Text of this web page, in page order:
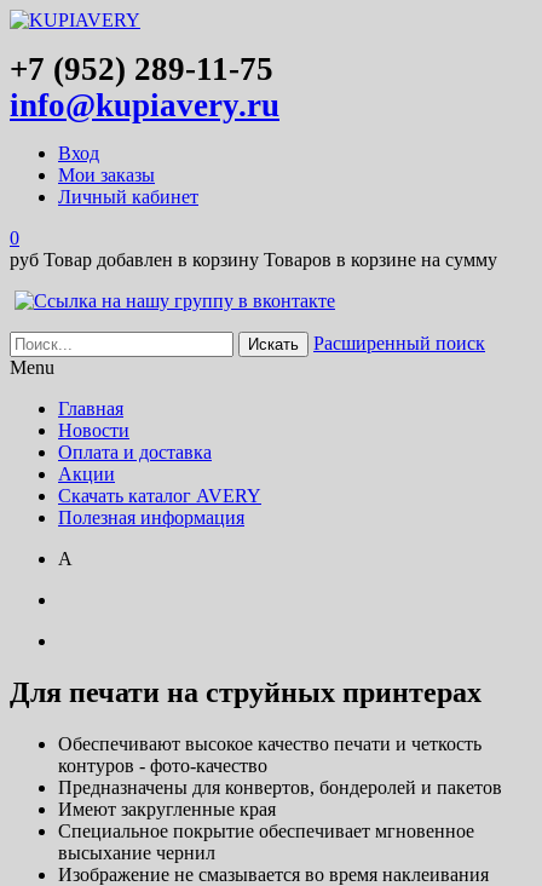
+7 (952) 289-11-75
info@kupiavery.ru
Вход
Мои заказы
Личный кабинет
0
руб Товар добавлен в корзину Товаров в корзине на сумму
Расширенный поиск
Menu
Главная
Новости
Оплата и доставка
Акции
Скачать каталог AVERY
Полезная информация
A
Для печати на струйных принтерах
Обеспечивают высокое качество печати и четкость
контуров - фото-качество
Предназначены для конвертов, бондеролей и пакетов
Имеют закругленные края
Специальное покрытие обеспечивает мгновенное
высыхание чернил
Изображение не смазывается во время наклеивания